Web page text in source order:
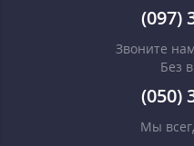
(097)
Звоните
Без
(050)
Мы